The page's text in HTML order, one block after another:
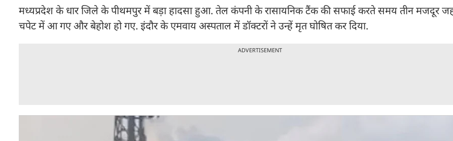
मध्यप्रदेश के धार जिले के पीथमपुर में बड़ा हादसा हुआ. तेल कंपनी के रासायनिक टैंक की सफाई करते समय तीन मजदूर
चपेट में आ गए और बेहोश हो गए. इंदौर के एमवाय अस्पताल में डॉक्टरों ने उन्हें मृत घोषित कर दिया.
ADVERTISEMENT